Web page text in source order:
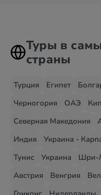
Туры в
страны
Турция Египет
Черногория
ОАЭ
Северная Македония
Индия
Украина -
Тунис
Украина Шри-
Австрия
Венгрия